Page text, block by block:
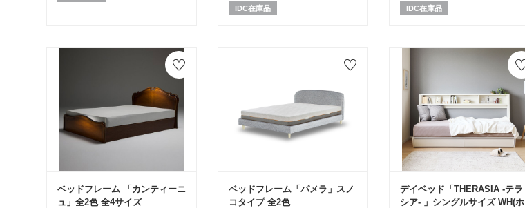
IDC在庫品 IDC在庫品
ベッドフレーム 「カンティーニ
ュ」全2色 全4サイズ
ベッドフレーム「パメラ」スノ
コタイプ 全2色
デイベッド「THERASIA -テラ
シア- 」シングルサイズ WH(ホ